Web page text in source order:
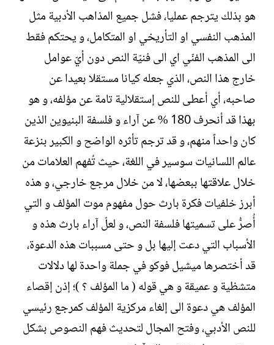
هو بذلك يترجم عمليا، فشل جميع المذاهب الأدبية مثل
المذهب النفسي او التأريخي او المتكامل، و يحتكم فقط
الى المذهب الفنّي اي الى فنيّة النص دون أيّ عوامل
خارج هذا النص، الذي جعله كيانا مستقلا بعيدا عن
صاحبه، أي أعطى للنص إستقلالية تامة عن مؤلفه، و هو
بهذا قد أنحرف 180 % عن آراء و فلسفة البنيوين الذين
كان واحداً منهم، و قد ترجم تأثره الواضح و الكبير بنزعة
عالم اللسانيات سوسير في اللغة، حيث تُفهم العلامات من
خلال علاقتها ببعضها، لا من خلال مرجع خارجي، و هذه
أبرز خلفيات فكرة بارث حول مفهوم موت المؤلف و التي
أُصرُّ على تسميتها فلسفة النص، و لعلّ آراء بارث هذه و
الأسباب التي دعت إليها بل و حتى مسببات هذه الدعوة،
قد أختصرها ميشيل فوكو في جملة واحدة لها دلالات
متشظية و عميقة و هي قوله ( ما المؤلف ؟ )؛ إذن إقصاء
المؤلف هي دعوة الى إلغاء مركزية المؤلف كمرجع رئيسي
للنص الأدبي، وفتح المجال لتحديث فهم النصوص بشكل